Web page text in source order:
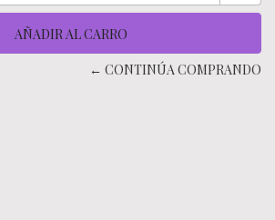
← CONTINÚA COMPRANDO